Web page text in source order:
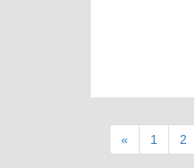
« 1 2